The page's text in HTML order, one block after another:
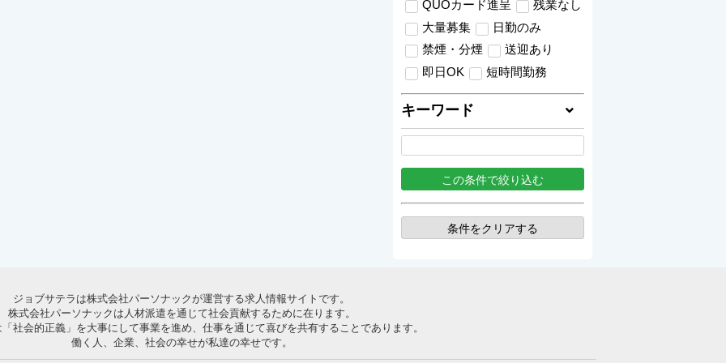
QUOカード進呈
残業なし
大量募集
日勤のみ
禁煙・分煙
送迎あり
即日OK
短時間勤務
キーワード
条件をクリアする
ジョブサテラは株式会社パーソナックが運営する求人情報サイトです。
株式会社パーソナックは人材派遣を通じて社会貢献するために在ります。
社会的正義」を大事にして事業を進め、仕事を通じて喜びを共有することであります。
働く人、企業、社会の幸せが私達の幸せです。